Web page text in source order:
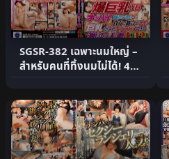
SGSR-382 เฉพาะนมใหญ่ –
สำหรับคนที่ทิ้งนมไม่ได้! 4
ชม.